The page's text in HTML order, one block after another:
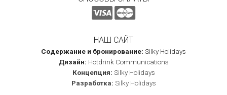
НАШ САЙТ
Содержание и бронирование: Silky Holidays
Дизайн: Hotdrink Communications
Концепция: Silky Holidays
Разработка: Silky Holidays